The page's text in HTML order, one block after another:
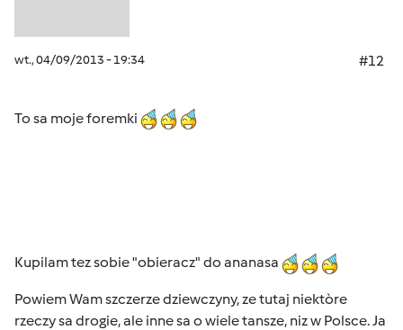
wt., 04/09/2013 - 19:34 #12
To sa moje foremki
Kupilam tez sobie "obieracz" do ananasa
Powiem Wam szczerze dziewczyny, ze tutaj niektòre
rzeczy sa drogie, ale inne sa o wiele tansze, niz w Polsce. Ja